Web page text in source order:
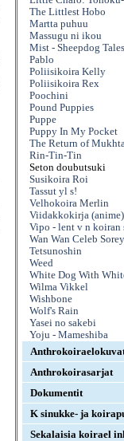
The Littlest Hobo
Martta puhuu
Massugu ni ikou
Mist - Sheepdog Tales
Pablo
Poliisikoira Kelly
Poliisikoira Rex
Poochini
Pound Puppies
Puppe
Puppy In My Pocket
The Return of
Rin-Tin-Tin
Seton doubutsuki
Susikoira Roi
Tassut yl s!
Velhokoira Merlin
Viidakkokirja (anime)
Vipo - lent v n
Wan Wan Celeb
Tetsunoshin
Weed
White Dog With
Wilma Vikkel
Wishbone
Wolf's Rain
Yasei no sakebi
Yoju - Mameshiba
Anthrokoirasarjat
Dokumentit
K sinukke- ja
Sekalaisia koirael